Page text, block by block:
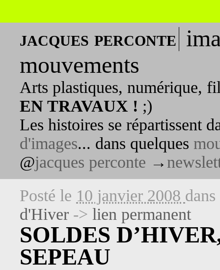
jacques perconte
mouvements
Arts plastiques, numérique,
EN TRAVAUX ! ;)
Les histoires se répartissent
d'images... dans quelques
@jacques perconte →
Posté le 10 janvier 2008 dans
d'Hiver -> lien permanent
SOLDES
SEPEAU